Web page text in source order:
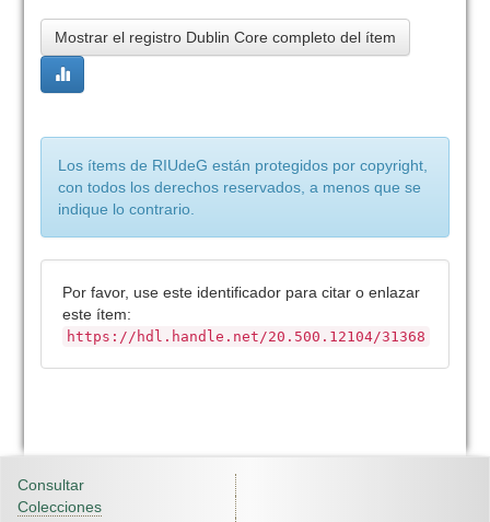
Mostrar el registro Dublin Core completo del ítem
Los ítems de RIUdeG están protegidos por copyright,
con todos los derechos reservados, a menos que se
indique lo contrario.
Por favor, use este identificador para citar o enlazar
este ítem:
https://hdl.handle.net/20.500.12104/31368
Consultar
Colecciones